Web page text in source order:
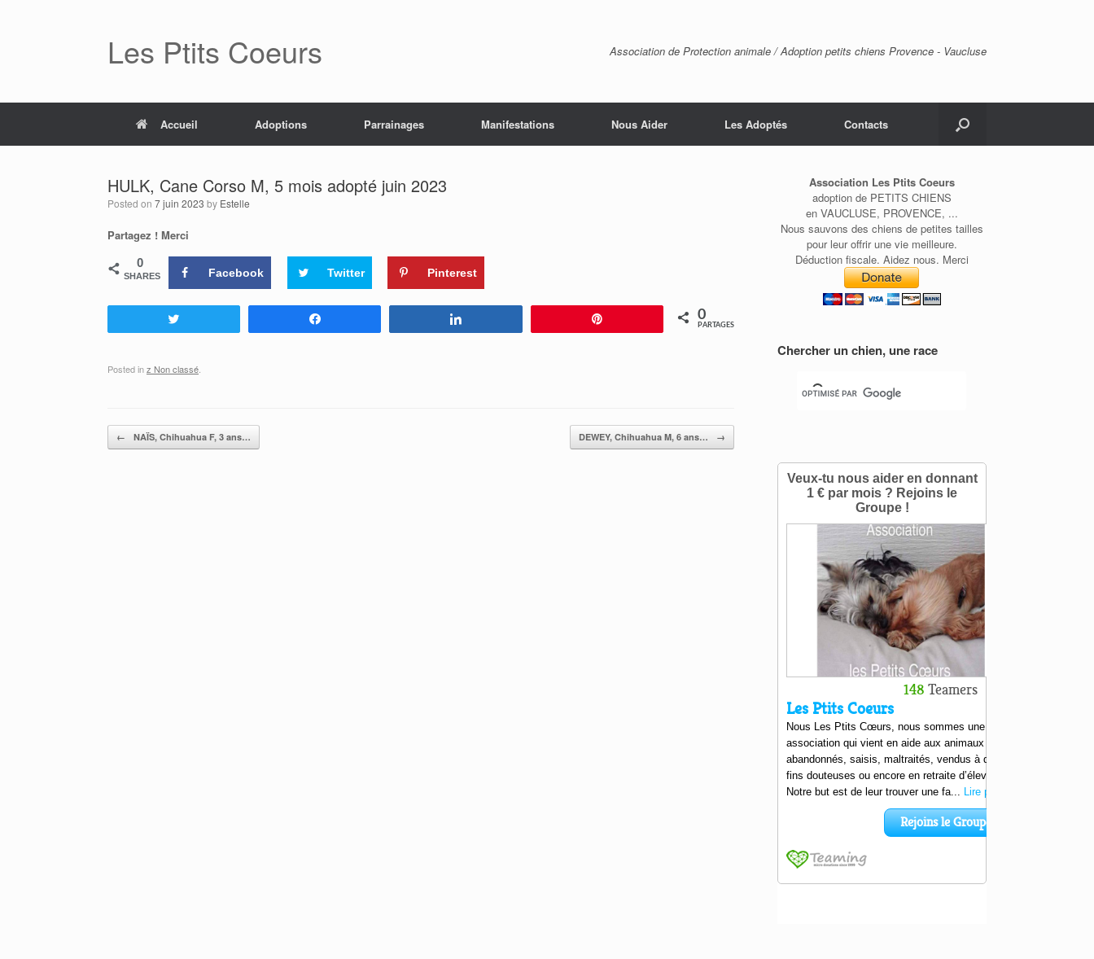
Les Ptits Coeurs Association de Protection animale / Adoption petits chiens Provence - Vaucluse
Accueil Adoptions Parrainages Manifestations Nous Aider Les Adoptés Contacts
HULK, Cane Corso M, 5 mois adopté juin 2023
Posted on 7 juin 2023 by Estelle
Partagez ! Merci
0
SHARES Facebook Twitter Pinterest
0
PARTAGES
Posted inz Non classé
Post navigation
← NAÏS, Chihuahua F, 3 ans… DEWEY, Chihuahua M, 6 ans… →
Association Les Ptits Coeurs
adoption de PETITS CHIENS
en VAUCLUSE, PROVENCE, ...
Nous sauvons des chiens de petites tailles
pour leur offrir une vie meilleure.
Déduction fiscale. Aidez nous. Merci
Chercher un chien, une race